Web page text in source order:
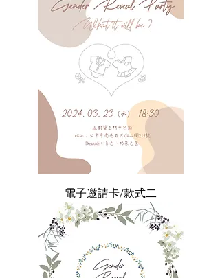
電子邀請卡/款式二